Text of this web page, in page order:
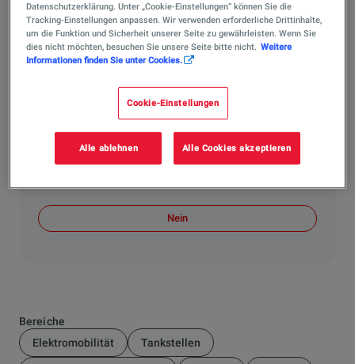
Vorführungen und Wettbewerben sichtbare
Rauchspuren zu erzeugen. TotalEnergies liefert diese
Produkte für den professionellen Einsatz im Motorsport
und Kunstflug – wie etwa bei Weltmeister Matthias
Dolderer in der Red Bull Air Race. Die Rauchöle sind Teil
Schmierstoffportfolios für Flugzeuge
Hat Ihnen die Antwort weitergeholfen?
Nein
Bereiche
Elektromobilität
Tankstellen
Datenschutzerklärung. Unter „Cookie-Einstellungen“ können Sie die
Tracking-Einstellungen anpassen. Wir verwenden erforderliche Drittinhalte,
um die Funktion und Sicherheit unserer Seite zu gewährleisten. Wenn Sie
dies nicht möchten, besuchen Sie unsere Seite bitte nicht. Weitere
Informationen finden Sie unter Cookies.
Cookie-Einstellungen
Alle ablehnen Alle Cookies akzeptieren